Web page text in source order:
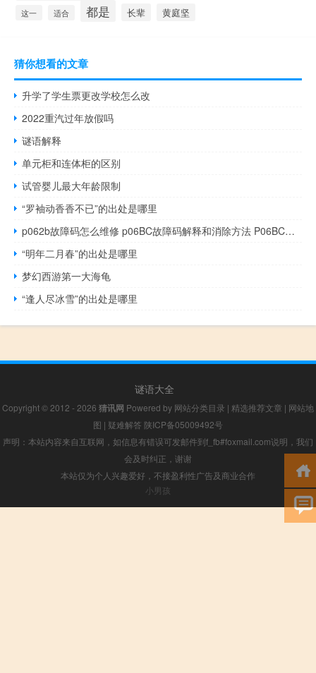
这一 适合 都是 长辈 黄庭坚
猜你想看的文章
升学了学生票更改学校怎么改
2022重汽过年放假吗
谜语解释
单元柜和连体柜的区别
试管婴儿最大年龄限制
“罗袖动香香不已”的出处是哪里
p062b故障码怎么维修 p06BC故障码解释和消除方法 P06BC故障码怎么解决
“明年二月春”的出处是哪里
梦幻西游第一大海龟
“逢人尽冰雪”的出处是哪里
谜语大全
Copyright © 2012 - 2026 猜讯网 Powered by 网站分类目录 | 精选推荐文章 | 网站地
图 | 疑难解答 陕ICP备05009492号
声明：本站内容来自互联网，如信息有错误可发邮件到f_fb#foxmail.com说明，我们
会及时纠正，谢谢
本站仅为个人兴趣爱好，不接盈利性广告及商业合作
小男孩